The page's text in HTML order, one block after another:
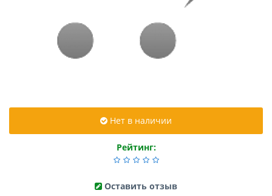
Нет в наличии
Рейтинг:
Оставить отзыв